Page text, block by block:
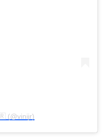
(@vinijr)